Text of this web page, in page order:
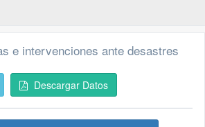
e intervenciones ante desastres
Descargar Datos